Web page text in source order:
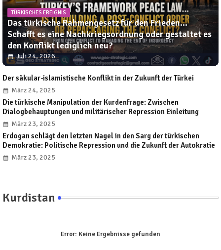
TÜRKISCHES EREIGNIS
Das türkische Rahmengesetz für den Frieden...
Schafft es eine Nachkriegsordnung oder gestaltet es
den Konflikt lediglich neu?
Juli 24, 2026
Der säkular-islamistische Konflikt in der Zukunft der Türkei
März 24, 2025
Die türkische Manipulation der Kurdenfrage: Zwischen
Dialogbehauptungen und militärischer Repression Einleitung
März 23, 2025
Erdogan schlägt den letzten Nagel in den Sarg der türkischen
Demokratie: Politische Repression und die Zukunft der Autokratie
März 23, 2025
Kurdistan
Error: Keine Ergebnisse gefunden